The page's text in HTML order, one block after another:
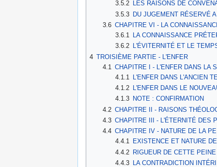
3.5.2 LES RAISONS DE
3.5.3 DU JUGEMENT RÉSERVÉ
3.6 CHAPITRE VI - LA
3.6.1 LA CONNAISSANCE
3.6.2 L'ÉVITERNITÉ ET LE
4 TROISIÈME PARTIE - L'ENFER
4.1 CHAPITRE I - L'ENFER DANS LA
4.1.1
L'ENFER DANS L'ANCIEN
4.1.2
L'ENFER DANS LE
4.1.3 NOTE : CONFIRMATION
4.2 CHAPITRE II - RAISONS
4.3 CHAPITRE III - L'ÉTERNITÉ DES
4.4 CHAPITRE IV - NATURE DE LA
4.4.1 EXISTENCE ET NATURE
4.4.2 RIGUEUR DE CETTE PEINE
4.4.3
LA CONTRADICTION